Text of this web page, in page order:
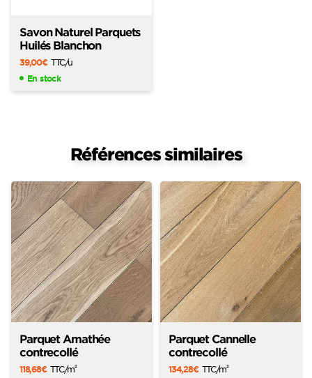
Savon Naturel Parquets
Huilés Blanchon
39,00€ TTC/u
En stock
Références similaires
Parquet Amathée
contrecollé
118,68€ TTC/m2
Parquet Cannelle
contrecollé
134,28€ TTC/m2